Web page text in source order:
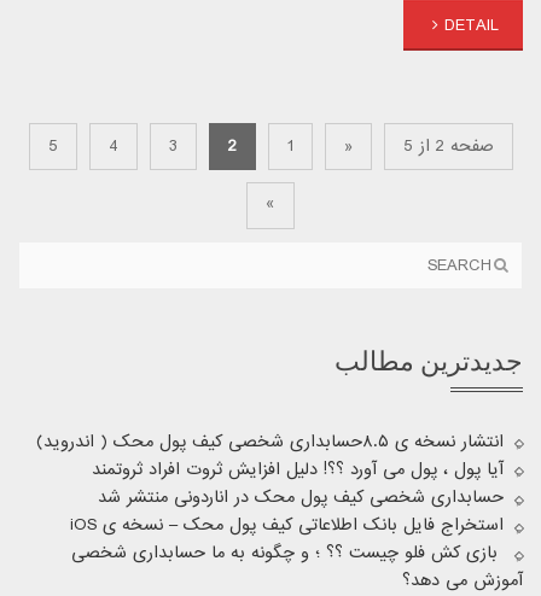
DETAIL
صفحه 2 از 5 «
1
2
3
4
5
»
جدیدترین مطالب
انتشار نسخه ی ۸.۵حسابداری شخصی کیف پول محک ( اندروید)
آیا پول ، پول می آورد ؟؟! دلیل افزایش ثروت افراد ثروتمند
حسابداری شخصی کیف پول محک در اناردونی منتشر شد
استخراج فایل بانک اطلاعاتی کیف پول محک – نسخه ی iOS
بازی کش فلو چیست ؟؟ ؛ و چگونه به ما حسابداری شخصی
آموزش می دهد؟